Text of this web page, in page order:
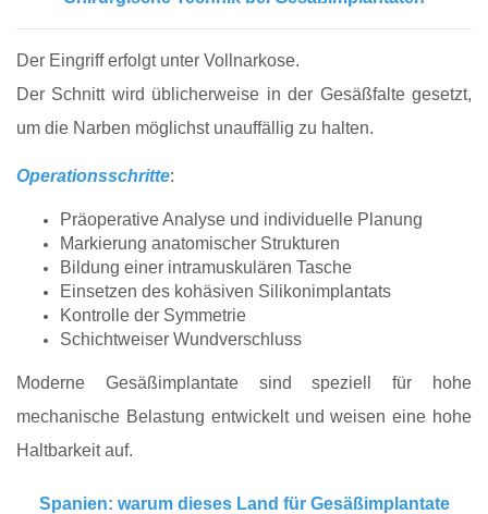
Der Eingriff erfolgt unter Vollnarkose.
Der Schnitt wird üblicherweise in der Gesäßfalte gesetzt,
um die Narben möglichst unauffällig zu halten.
Operationsschritte:
Präoperative Analyse und individuelle Planung
Markierung anatomischer Strukturen
Bildung einer intramuskulären Tasche
Einsetzen des kohäsiven Silikonimplantats
Kontrolle der Symmetrie
Schichtweiser Wundverschluss
Moderne Gesäßimplantate sind speziell für hohe
mechanische Belastung entwickelt und weisen eine hohe
Haltbarkeit auf.
Spanien: warum dieses Land für Gesäßimplantate